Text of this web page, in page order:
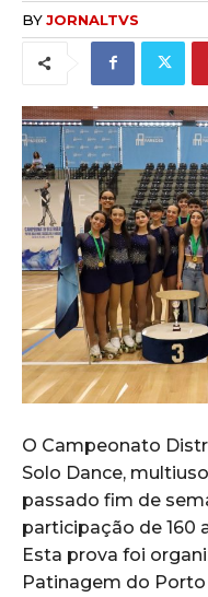
BYJORNALTVS
O Campeonato
Solo Dance,
passado fim de
participação de 160
Esta prova foi
Patinagem do Porto